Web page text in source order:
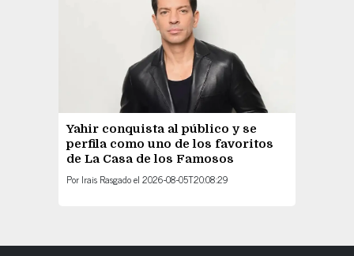
Yahir conquista al público y se
perfila como uno de los favoritos
de La Casa de los Famosos
Por Irais Rasgadoel 2026-08-05T20:08:29